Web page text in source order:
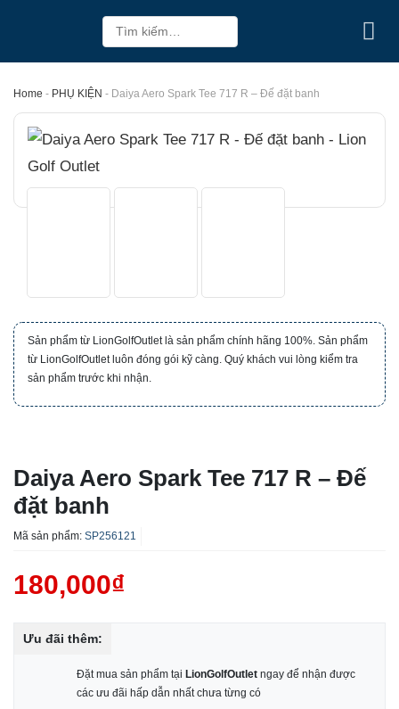
content
Tìm
kiếm:
Home - PHỤ KIỆN - Daiya Aero Spark Tee 717 R – Đế đặt banh
Sản phẩm từ LionGolfOutlet là sản phẩm chính hãng 100%. Sản phẩm
từ LionGolfOutlet luôn đóng gói kỹ càng. Quý khách vui lòng kiểm tra
sản phẩm trước khi nhận.
Daiya Aero Spark Tee 717 R – Đế
đặt banh
Mã sản phẩm: SP256121
180,000₫
Ưu đãi thêm:
Đặt mua sản phẩm tại LionGolfOutlet ngay để nhận được
các ưu đãi hấp dẫn nhất chưa từng có